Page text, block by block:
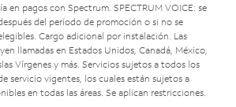
en pagos con Spectrum. SPECTRUM VOICE: se
del período de promoción o si no se
Cargo adicional por instalación. Las
llamadas en Estados Unidos, Canadá, México,
Vírgenes y más. Servicios sujetos a todos los
servicio vigentes, los cuales están sujetos a
en todas las áreas. Se aplican restricciones.